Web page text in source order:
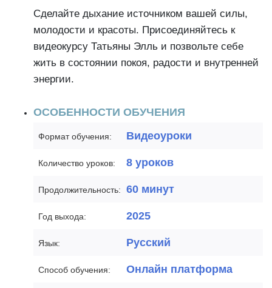
Сделайте дыхание источником вашей силы,
молодости и красоты. Присоединяйтесь к
видеокурсу Татьяны Элль и позвольте себе
жить в состоянии покоя, радости и внутренней
энергии.
ОСОБЕННОСТИ ОБУЧЕНИЯ
Формат обучения: Видеоуроки
Количество уроков: 8 уроков
Продолжительность: 60 минут
Год выхода: 2025
Язык: Русский
Способ обучения: Онлайн платформа